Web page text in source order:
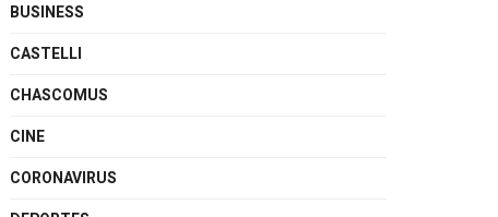
BUSINESS
CASTELLI
CHASCOMUS
CINE
CORONAVIRUS